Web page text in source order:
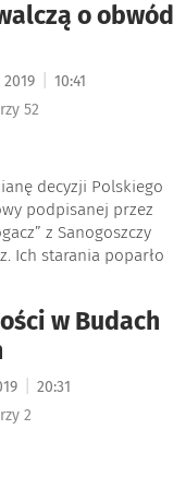
o obwód
10:41
52
decyzji Polskiego
podpisanej przez
z Sanogoszczy
Ich starania poparło
w Budach
20:31
2